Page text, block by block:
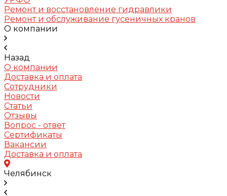
Ремонт и восстановление гидравлики
Ремонт и обслуживание гусеничных кранов
О компании
Назад
О компании
Доставка и оплата
Сотрудники
Новости
Статьи
Отзывы
Вопрос - ответ
Сертификаты
Вакансии
Доставка и оплата
Челябинск